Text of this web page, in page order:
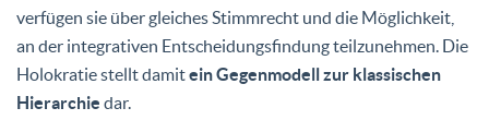
verfügen sie über gleiches Stimmrecht und die Möglichkeit,
an der integrativen Entscheidungsfindung teilzunehmen. Die
Holokratie stellt damitein Gegenmodell zur klassischen
Hierarchie dar.